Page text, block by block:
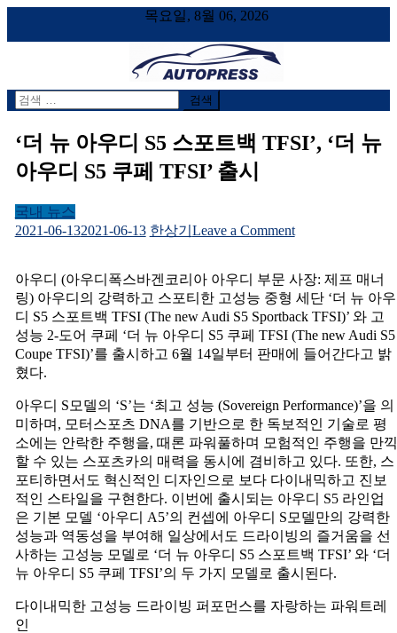
목요일, 8월 06, 2026
AUTOPRESS
오토프레스, 자동차시승기, 자동차, 시승기, 한상기
검
색
어:
‘더 뉴 아우디 S5 스포트백 TFSI’, ‘더 뉴
아우디 S5 쿠페 TFSI’ 출시
국내 뉴스
2021-06-132021-06-13 한상기 Leave a Commenton
아
우
디
S5
스
백
TFSI’,
‘더
뉴
아
우
디
S5
쿠
페
출
아우디 (아우디폭스바겐코리아 아우디 부문 사장: 제프 매너
링) 아우디의 강력하고 스포티한 고성능 중형 세단 ‘더 뉴 아우
디 S5 스포트백 TFSI (The new Audi S5 Sportback TFSI)’ 와 고
성능 2-도어 쿠페 ‘더 뉴 아우디 S5 쿠페 TFSI (The new Audi S5
Coupe TFSI)’를 출시하고 6월 14일부터 판매에 들어간다고 밝
혔다.
아우디 S모델의 ‘S’는 ‘최고 성능 (Sovereign Performance)’을 의
미하며, 모터스포츠 DNA를 기반으로 한 독보적인 기술로 평
소에는 안락한 주행을, 때론 파워풀하며 모험적인 주행을 만끽
할 수 있는 스포츠카의 매력을 동시에 겸비하고 있다. 또한, 스
포티하면서도 혁신적인 디자인으로 보다 다이내믹하고 진보
적인 스타일을 구현한다. 이번에 출시되는 아우디 S5 라인업
은 기본 모델 ‘아우디 A5’의 컨셉에 아우디 S모델만의 강력한
성능과 역동성을 부여해 일상에서도 드라이빙의 즐거움을 선
사하는 고성능 모델로 ‘더 뉴 아우디 S5 스포트백 TFSI’ 와 ‘더
뉴 아우디 S5 쿠페 TFSI’의 두 가지 모델로 출시된다.
다이내믹한 고성능 드라이빙 퍼포먼스를 자랑하는 파워트레
인